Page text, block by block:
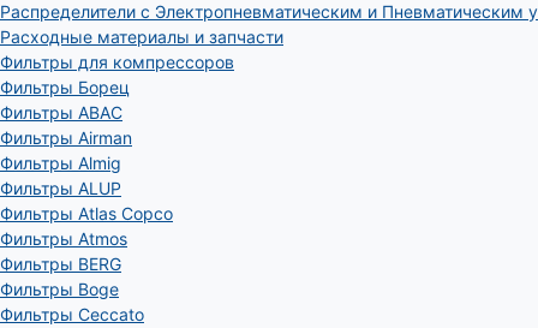
Распределители с Электропневматическим и Пневматическим
Расходные материалы и запчасти
Фильтры для компрессоров
Фильтры Борец
Фильтры ABAC
Фильтры Airman
Фильтры Almig
Фильтры ALUP
Фильтры Atlas Copco
Фильтры Atmos
Фильтры BERG
Фильтры Boge
Фильтры Ceccato